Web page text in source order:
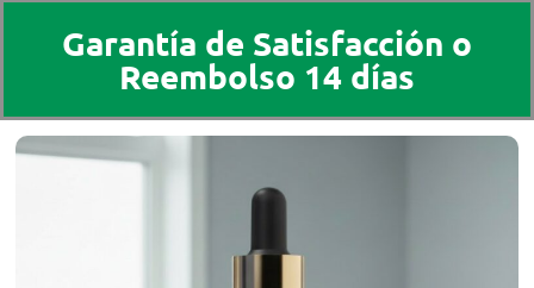
Garantía de Satisfacción o
Reembolso 14 días